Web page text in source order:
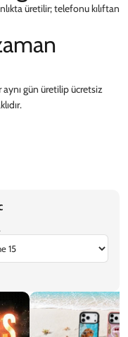
üretilir; telefonu kılıftan
gün üretilip ücretsiz